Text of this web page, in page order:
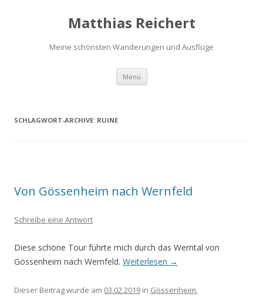
Matthias Reichert
Meine schönsten Wanderungen und Ausflüge
Menü Zum
springen
SCHLAGWORT-ARCHIVE: RUINE
Von Gössenheim nach Wernfeld
Schreibe eine Antwort
Diese schöne Tour führte mich durch das Werntal von
Gössenheim nach Wernfeld. Weiterlesen →
Dieser Beitrag wurde am 03.02.2019 in Gössenheim,